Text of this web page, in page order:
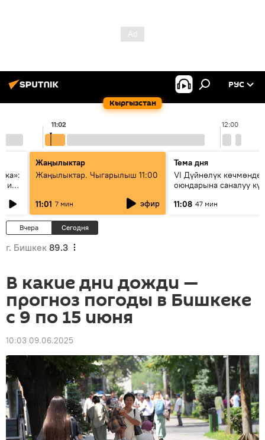
Кыргызстан
РУС
12:00
11:02
и
Жаңылыктар
Жаңылыктар. Чыгарылыш 11:00
11:01 7 мин эфир
Тема дня
VI Дүйнөлүк
оюндарына саналуу
этапка жетти?
11:08 47 мин
Вчера Сегодня
г. Бишкек 89.3
В какие дни дожди —
прогноз погоды в Бишкеке
с 9 по 15 июня
10:03 09.06.2025